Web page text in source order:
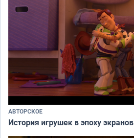
АВТОРСКОЕ
История игрушек в эпоху экранов